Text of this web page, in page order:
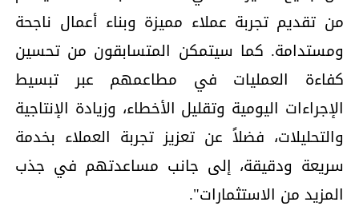
من تقديم تجربة عملاء مميزة وبناء أعمال ناجحة
ومستدامة. كما سيتمكن المتسابقون من تحسين
كفاءة العمليات في مطاعمهم عبر تبسيط
الإجراءات اليومية وتقليل الأخطاء، وزيادة الإنتاجية
والتحليلات، فضلاً عن تعزيز تجربة العملاء بخدمة
سريعة ودقيقة، إلى جانب مساعدتهم في جذب
المزيد من الاستثمارات".